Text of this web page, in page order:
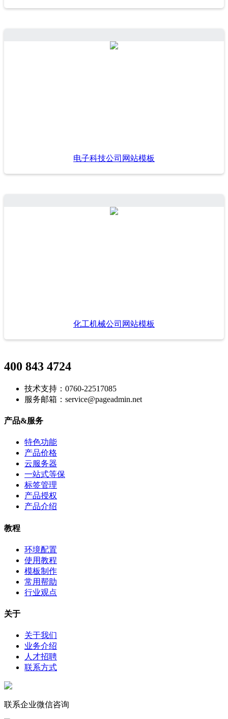
电子科技公司网站模板
化工机械公司网站模板
400 843 4724
技术支持：0760-22517085
服务邮箱：service@pageadmin.net
产品&服务
特色功能
产品价格
云服务器
一站式等保
标签管理
产品授权
产品介绍
教程
环境配置
使用教程
模板制作
常用帮助
行业观点
关于
关于我们
业务介绍
人才招聘
联系方式
联系企业微信咨询